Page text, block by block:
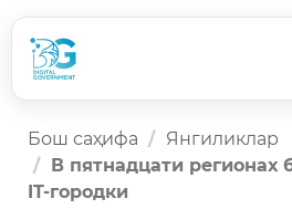
Бош саҳифа
Янгиликлар
В пятнадцати регионах
IT-городки